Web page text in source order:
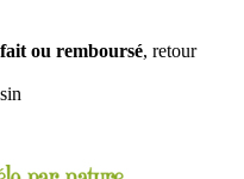
ou remboursé, retour